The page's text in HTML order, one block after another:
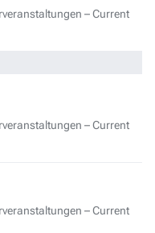
– Current
– Current
– Current